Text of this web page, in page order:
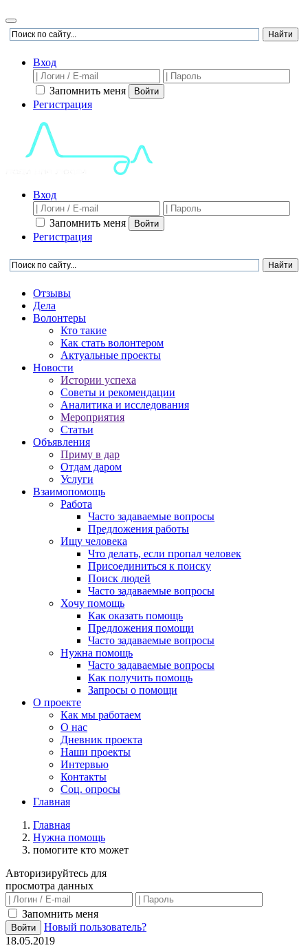
Вход
Запомнить меня Войти
Регистрация
Вход
Запомнить меня Войти
Регистрация
Отзывы
Дела
Волонтеры
Кто такие
Как стать волонтером
Актуальные проекты
Новости
Истории успеха
Советы и рекомендации
Аналитика и исследования
Мероприятия
Статьи
Объявления
Приму в дар
Отдам даром
Услуги
Взаимопомощь
Работа
Часто задаваемые вопросы
Предложения работы
Ищу человека
Что делать, если пропал человек
Присоединиться к поиску
Поиск людей
Часто задаваемые вопросы
Хочу помощь
Как оказать помощь
Предложения помощи
Часто задаваемые вопросы
Нужна помощь
Часто задаваемые вопросы
Как получить помощь
Запросы о помощи
О проекте
Как мы работаем
О нас
Дневник проекта
Наши проекты
Интервью
Контакты
Соц. опросы
Главная
Главная
Нужна помощь
помогите кто может
Авторизируйтесь для
просмотра данных
Запомнить меня
Войти
Новый пользователь?
18.05.2019